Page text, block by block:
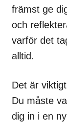
främst ge
och
varför det
alltid.
Det är
Du måste
dig in i en